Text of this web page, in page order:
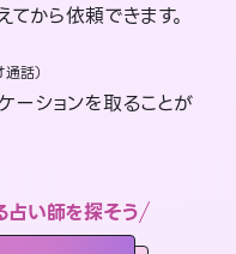
から依頼できます。
話）
ーションを取ることが
占い師を探そう